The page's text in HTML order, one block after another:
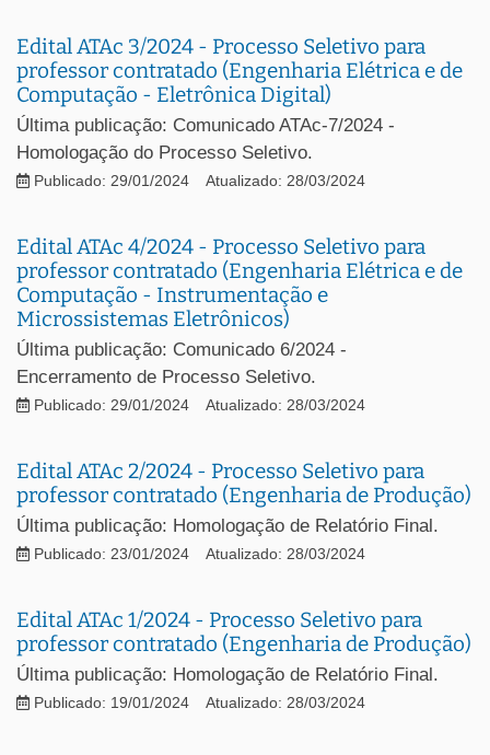
Edital ATAc 3/2024 - Processo Seletivo para
professor contratado (Engenharia Elétrica e de
Computação - Eletrônica Digital)
Última publicação: Comunicado ATAc-7/2024 -
Homologação do Processo Seletivo.
Publicado: 29/01/2024 Atualizado: 28/03/2024
Edital ATAc 4/2024 - Processo Seletivo para
professor contratado (Engenharia Elétrica e de
Computação - Instrumentação e
Microssistemas Eletrônicos)
Última publicação: Comunicado 6/2024 -
Encerramento de Processo Seletivo.
Publicado: 29/01/2024 Atualizado: 28/03/2024
Edital ATAc 2/2024 - Processo Seletivo para
professor contratado (Engenharia de Produção)
Última publicação: Homologação de Relatório Final.
Publicado: 23/01/2024 Atualizado: 28/03/2024
Edital ATAc 1/2024 - Processo Seletivo para
professor contratado (Engenharia de Produção)
Última publicação: Homologação de Relatório Final.
Publicado: 19/01/2024 Atualizado: 28/03/2024